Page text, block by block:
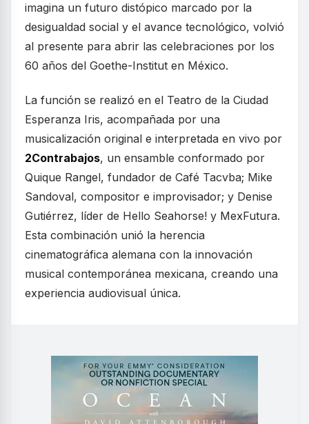
imagina un futuro distópico marcado por la
desigualdad social y el avance tecnológico, volvió
al presente para abrir las celebraciones por los
60 años del Goethe-Institut en México.
La función se realizó en el Teatro de la Ciudad
Esperanza Iris, acompañada por una
musicalización original e interpretada en vivo por
2Contrabajos, un ensamble conformado por
Quique Rangel, fundador de Café Tacvba; Mike
Sandoval, compositor e improvisador; y Denise
Gutiérrez, líder de Hello Seahorse! y MexFutura.
Esta combinación unió la herencia
cinematográfica alemana con la innovación
musical contemporánea mexicana, creando una
experiencia audiovisual única.